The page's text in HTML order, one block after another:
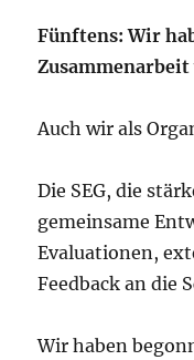
Fünftens: Wir
Auch wir als
Die SEG, die
gemeinsame
Evaluationen,
Feedback an die
Wir haben